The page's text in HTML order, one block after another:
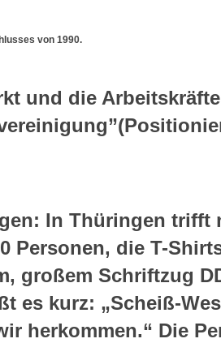
von 1990.
und die
In Thüringen trifft
Personen, die T-
großem Schriftzug
es kurz: „Scheiß-
herkommen.“ Die